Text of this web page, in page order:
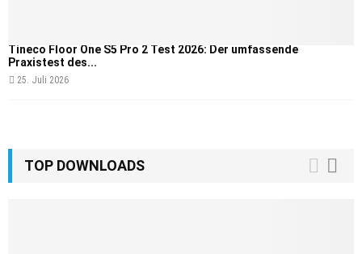
Tineco Floor One S5 Pro 2 Test 2026: Der umfassende
Praxistest des...
25. Juli 2026
TOP DOWNLOADS